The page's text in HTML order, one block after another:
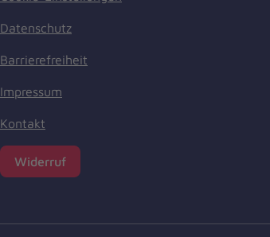
Datenschutz
Barrierefreiheit
Impressum
Kontakt
Widerruf